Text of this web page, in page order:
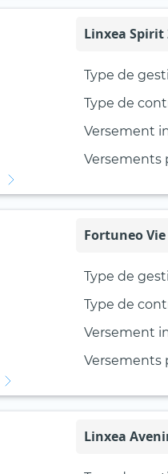
Linxea Spirit
Type de
Type de
Versement
Versements
Fortuneo Vie
Type de
Type de
Versement
Versements
Linxea